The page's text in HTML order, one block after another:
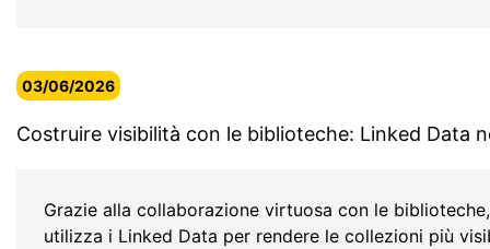
03/06/2026
Costruire visibilità con le biblioteche: Linked Data
Grazie alla collaborazione virtuosa con le
utilizza i Linked Data per rendere le collezioni più